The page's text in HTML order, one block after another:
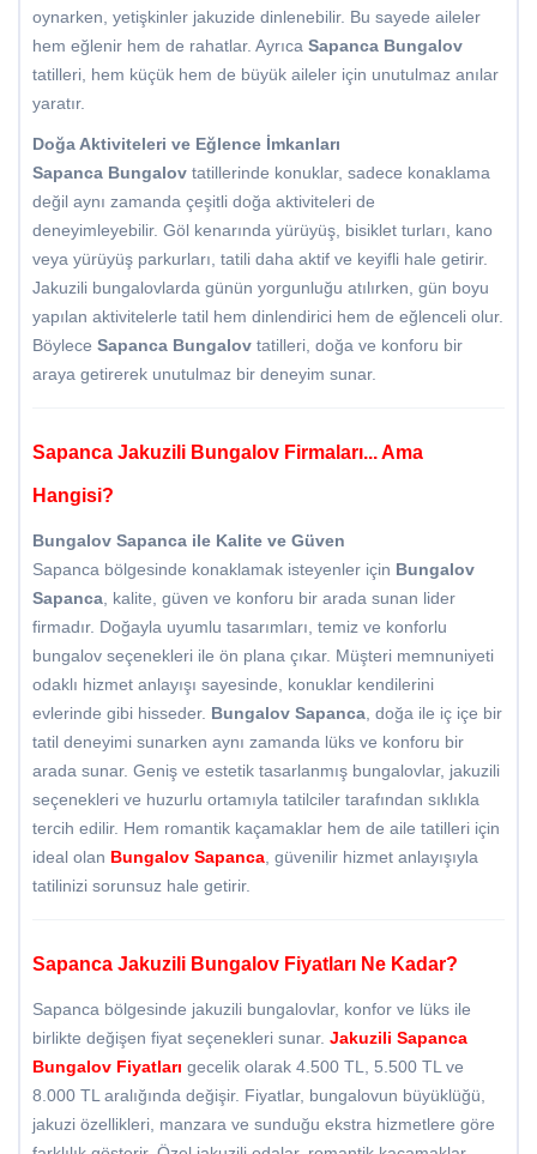
oynarken, yetişkinler jakuzide dinlenebilir. Bu sayede aileler
hem eğlenir hem de rahatlar. Ayrıca Sapanca Bungalov
tatilleri, hem küçük hem de büyük aileler için unutulmaz anılar
yaratır.
Doğa Aktiviteleri ve Eğlence İmkanları
Sapanca Bungalov tatillerinde konuklar, sadece konaklama
değil aynı zamanda çeşitli doğa aktiviteleri de
deneyimleyebilir. Göl kenarında yürüyüş, bisiklet turları, kano
veya yürüyüş parkurları, tatili daha aktif ve keyifli hale getirir.
Jakuzili bungalovlarda günün yorgunluğu atılırken, gün boyu
yapılan aktivitelerle tatil hem dinlendirici hem de eğlenceli olur.
Böylece Sapanca Bungalov tatilleri, doğa ve konforu bir
araya getirerek unutulmaz bir deneyim sunar.
Sapanca Jakuzili Bungalov Firmaları... Ama
Hangisi?
Bungalov Sapanca ile Kalite ve Güven
Sapanca bölgesinde konaklamak isteyenler için Bungalov
Sapanca, kalite, güven ve konforu bir arada sunan lider
firmadır. Doğayla uyumlu tasarımları, temiz ve konforlu
bungalov seçenekleri ile ön plana çıkar. Müşteri memnuniyeti
odaklı hizmet anlayışı sayesinde, konuklar kendilerini
evlerinde gibi hisseder. Bungalov Sapanca, doğa ile iç içe bir
tatil deneyimi sunarken aynı zamanda lüks ve konforu bir
arada sunar. Geniş ve estetik tasarlanmış bungalovlar, jakuzili
seçenekleri ve huzurlu ortamıyla tatilciler tarafından sıklıkla
tercih edilir. Hem romantik kaçamaklar hem de aile tatilleri için
ideal olan Bungalov Sapanca, güvenilir hizmet anlayışıyla
tatilinizi sorunsuz hale getirir.
Sapanca Jakuzili Bungalov Fiyatları Ne Kadar?
Sapanca bölgesinde jakuzili bungalovlar, konfor ve lüks ile
birlikte değişen fiyat seçenekleri sunar. Jakuzili Sapanca
Bungalov Fiyatları gecelik olarak 4.500 TL, 5.500 TL ve
8.000 TL aralığında değişir. Fiyatlar, bungalovun büyüklüğü,
jakuzi özellikleri, manzara ve sunduğu ekstra hizmetlere göre